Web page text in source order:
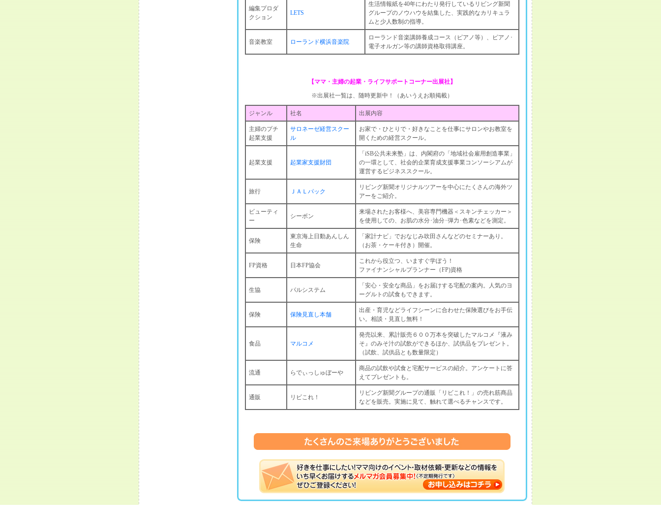
編集プロダ
クション
LETS
生活情報紙を40年にわたり発行しているリビング新聞
グループのノウハウを結集した、実践的なカリキュラ
ムと少人数制の指導。
音楽教室 ローランド横浜音楽院
ローランド音楽講師養成コース（ピアノ等）、ピアノ･
電子オルガン等の講師資格取得講座。
【ママ・主婦の起業・ライフサポートコーナー出展社】
※出展社一覧は、随時更新中！（あいうえお順掲載）
ジャンル 社名 出展内容
主婦のプチ
起業支援
サロネーゼ経営スクー
ル
お家で・ひとりで・好きなことを仕事にサロンやお教室を
開くための経営スクール。
起業支援 起業家支援財団
「iSB公共未来塾」は、内閣府の「地域社会雇用創造事業」
の一環として、社会的企業育成支援事業コンソーシアムが
運営するビジネススクール。
旅行 ＪＡＬパック
リビング新聞オリジナルツアーを中心にたくさんの海外ツ
アーをご紹介。
ビューティ
ー
シーボン
来場されたお客様へ、美容専門機器＜スキンチェッカー＞
を使用しての、お肌の水分･油分･弾力･色素などを測定。
保険
東京海上日動あんしん
生命
「家計ナビ」でおなじみ吹田さんなどのセミナーあり。
（お茶・ケーキ付き）開催。
FP資格 日本FP協会
これから役立つ、いますぐ学ぼう！
ファイナンシャルプランナー（FP)資格
生協 パルシステム
「安心・安全な商品」をお届けする宅配の案内。人気のヨ
ーグルトの試食もできます。
保険 保険見直し本舗
出産・育児などライフシーンに合わせた保険選びをお手伝
い。相談・見直し無料！
食品 マルコメ
発売以来、累計販売６００万本を突破したマルコメ『液み
そ』のみそ汁の試飲ができるほか、試供品をプレゼント。
（試飲、試供品とも数量限定）
流通 らでぃっしゅぼーや
商品の試飲や試食と宅配サービスの紹介。アンケートに答
えてプレゼントも。
通販 リビこれ！
リビング新聞グループの通販「リビこれ！」の売れ筋商品
などを販売。実施に見て、触れて選べるチャンスです。